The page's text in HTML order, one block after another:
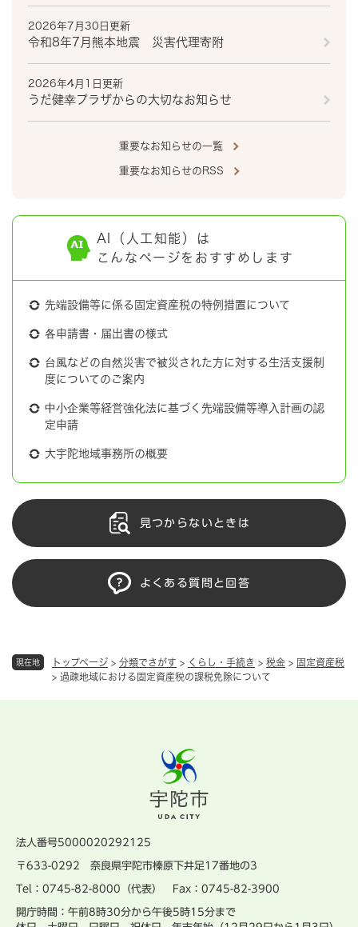
現在地 トップページ > 分類でさがす > くらし・手続き > 税金 > 固定資産税
> 過疎地域における固定資産税の課税免除について
2026年7月30日更新
令和8年7月熊本地震 災害代理寄附
2026年4月1日更新
うだ健幸プラザからの大切なお知らせ
重要なお知らせの一覧
重要なお知らせのRSS
AI（人工知能）は
こんなページをおすすめします
先端設備等に係る固定資産税の特例措置について
各申請書・届出書の様式
台風などの自然災害で被災された方に対する生活支援制
度についてのご案内
中小企業等経営強化法に基づく先端設備等導入計画の認
定申請
大宇陀地域事務所の概要
見つからないときは
よくある質問と回答
法人番号5000020292125
〒633-0292 奈良県宇陀市榛原下井足17番地の3
Tel：0745-82-8000（代表） Fax：0745-82-3900
開庁時間：午前8時30分から午後5時15分まで